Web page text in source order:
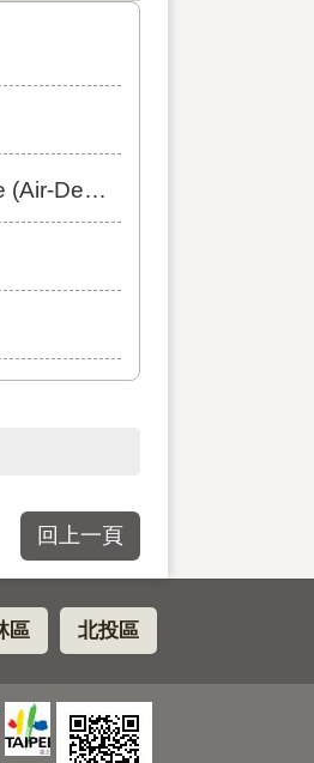
回上一頁
區 北投區